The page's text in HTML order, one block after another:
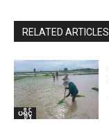
RELATED ARTICLES
ပရိုၚ်